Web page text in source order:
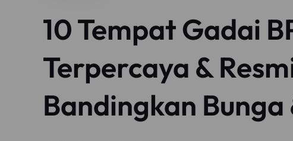
10 Tempat Gadai
Terpercaya &
Bandingkan